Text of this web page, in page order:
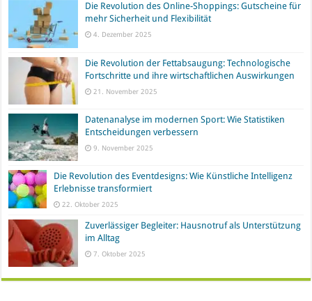
Die Revolution des Online-Shoppings: Gutscheine für
mehr Sicherheit und Flexibilität
4. Dezember 2025
Die Revolution der Fettabsaugung: Technologische
Fortschritte und ihre wirtschaftlichen Auswirkungen
21. November 2025
Datenanalyse im modernen Sport: Wie Statistiken
Entscheidungen verbessern
9. November 2025
Die Revolution des Eventdesigns: Wie Künstliche Intelligenz
Erlebnisse transformiert
22. Oktober 2025
Zuverlässiger Begleiter: Hausnotruf als Unterstützung
im Alltag
7. Oktober 2025